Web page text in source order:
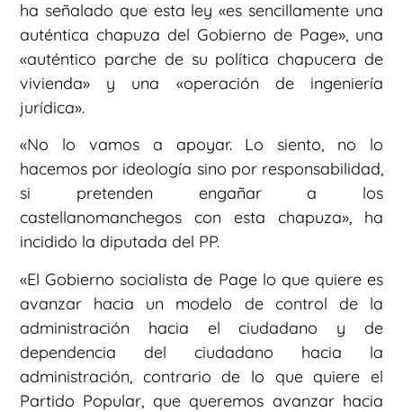
ha señalado que esta ley «es sencillamente una
auténtica chapuza del Gobierno de Page», una
«auténtico parche de su política chapucera de
vivienda» y una «operación de ingeniería
jurídica».
«No lo vamos a apoyar. Lo siento, no lo
hacemos por ideología sino por responsabilidad,
si pretenden engañar a los
castellanomanchegos con esta chapuza», ha
incidido la diputada del PP.
«El Gobierno socialista de Page lo que quiere es
avanzar hacia un modelo de control de la
administración hacia el ciudadano y de
dependencia del ciudadano hacia la
administración, contrario de lo que quiere el
Partido Popular, que queremos avanzar hacia